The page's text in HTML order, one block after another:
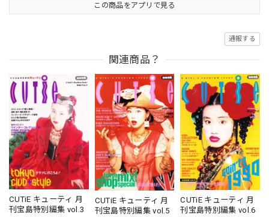
この商品をアプリで見る
通報する
関連商品？
CUTiE キューティ 月
刊宝島特別編集 vol.3
CUTiE キューティ 月
刊宝島特別編集 vol.5
CUTiE キューティ 月
刊宝島特別編集 vol.6